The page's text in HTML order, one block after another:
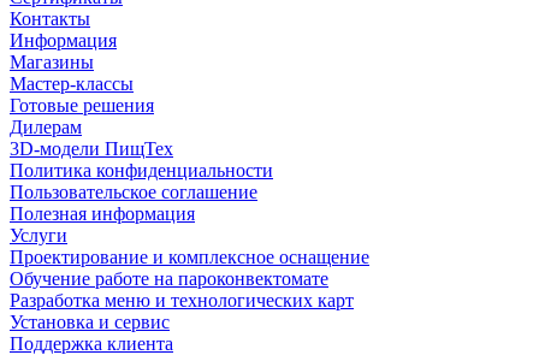
Контакты
Информация
Магазины
Мастер-классы
Готовые решения
Дилерам
3D-модели ПищТех
Политика конфиденциальности
Пользовательское соглашение
Полезная информация
Услуги
Проектирование и комплексное оснащение
Обучение работе на пароконвектомате
Разработка меню и технологических карт
Установка и сервис
Поддержка клиента